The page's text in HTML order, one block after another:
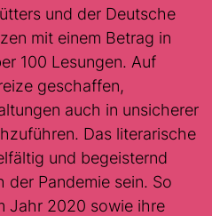
und der Deutsche
mit einem Betrag in
100 Lesungen. Auf
geschaffen,
auch in unsicherer
Das literarische
und begeisternd
Pandemie sein. So
Jahr 2020 sowie ihre